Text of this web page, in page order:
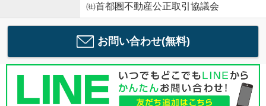
㈳首都圏不動産公正取引協議会
お問い合わせ(無料)